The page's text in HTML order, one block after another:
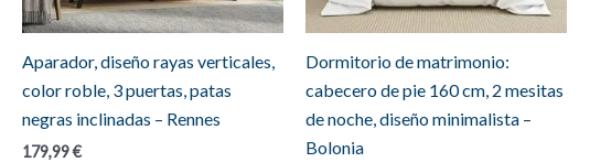
Aparador, diseño rayas verticales,
color roble, 3 puertas, patas
negras inclinadas – Rennes
179,99€
Dormitorio de matrimonio:
cabecero de pie 160 cm, 2 mesitas
de noche, diseño minimalista –
Bolonia